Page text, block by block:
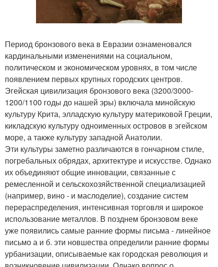
Период бронзового века в Евразии ознаменовался
кардинальными изменениями на социальном,
политическом и экономическом уровнях, в том числе
появлением первых крупных городских центров.
Эгейская цивилизация бронзового века (3200/3000-
1200/1100 годы до нашей эры) включала минойскую
культуру Крита, элладскую культуру материковой Греции,
кикладскую культуру одноименных островов в эгейском
море, а также культуру западной Анатолии.
Эти культуры заметно различаются в гончарном стиле,
погребальных обрядах, архитектуре и искусстве. Однако
их объединяют общие инновации, связанные с
ремесленной и сельскохозяйственной специализацией
(например, вино - и маслоделие), создание систем
перераспределения, интенсивная торговля и широкое
использование металлов. В позднем бронзовом веке
уже появились самые ранние формы письма - линейное
письмо а и б. эти новшества определили ранние формы
урбанизации, описываемые как городская революция и